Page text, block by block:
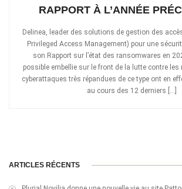
RAPPORT À L’ANNÉE
Delinea, leader des solutions de gestion des
Privileged Access Management) pour une
son Rapport sur l’état des ransomwares en
possible embellie sur le front de la lutte contre les
cyberattaques très répandues de ce type ont en
au cours des 12 derniers […]
ARTICLES RÉCENTS